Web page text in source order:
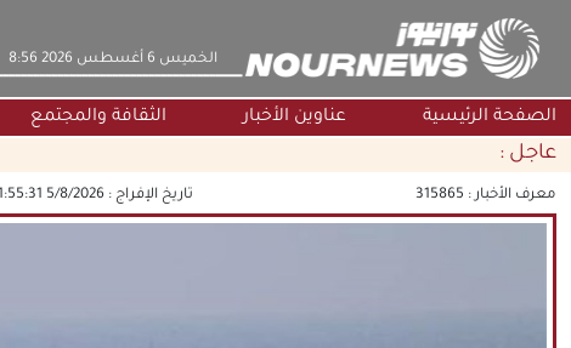
‫‫الخميس‬‬ 6 أغسطس 2026 8:56
الصفحة الرئيسية عناوين الأخبار الثقافة والمجتمع
عاجل :
معرف الأخبار : 315865 تاريخ الإفراج : 5/8/2026 11:55:31 AM